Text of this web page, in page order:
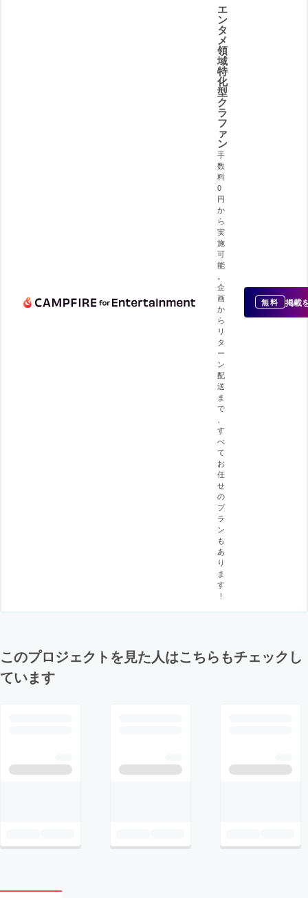
エ
ン
タ
メ
領
域
特
化
型
ク
ラ
フ
ァ
ン
手
数
料
0
円
か
ら
実
施
可
能
企
画
か
ら
リ
タ
ー
ン
配
送
ま
で
す
べ
て
お
任
せ
の
プ
ラ
ン
も
あ
り
ま
す
！
無料 掲載
このプロジェクトを見た人はこちらもチェックし
ています